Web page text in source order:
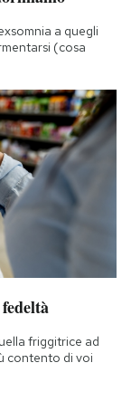
a quegli
(cosa
friggitrice ad
contento di voi